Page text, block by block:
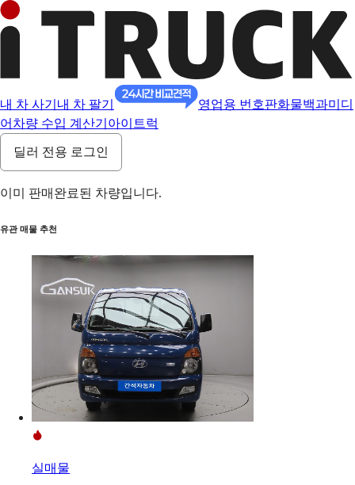
내 차 사기 내 차 팔기 영업용 번호판화물백과미디
어 차량 수입 계산기 아이트럭
딜러 전용 로그인
이미 판매완료된 차량입니다.
유관 매물 추천
실매물